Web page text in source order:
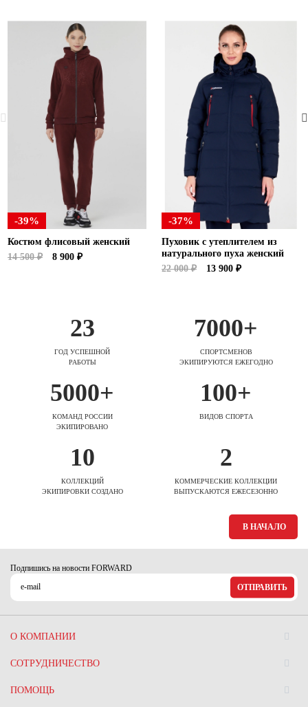
-39%
Костюм флисовый женский
14 500 ₽
8 900 ₽
-37%
Пуховик с утеплителем из
натурального пуха женский
22 000 ₽
13 900 ₽
23
ГОД УСПЕШНОЙ
РАБОТЫ
7000+
СПОРТСМЕНОВ
ЭКИПИРУЮТСЯ ЕЖЕГОДНО
5000+
КОМАНД РОССИИ
ЭКИПИРОВАНО
100+
ВИДОВ СПОРТА
10
КОЛЛЕКЦИЙ
ЭКИПИРОВКИ СОЗДАНО
2
КОММЕРЧЕСКИЕ КОЛЛЕКЦИИ
ВЫПУСКАЮТСЯ ЕЖЕСЕЗОННО
В НАЧАЛО
Подпишись на новости FORWARD
ОТПРАВИТЬ
О КОМПАНИИ
СОТРУДНИЧЕСТВО
ПОМОЩЬ